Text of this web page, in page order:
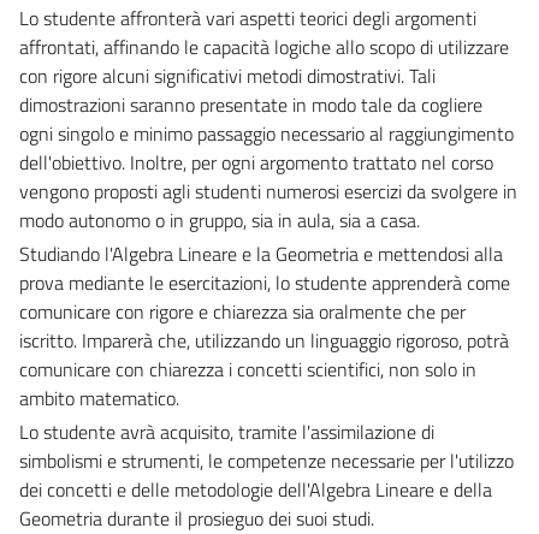
Lo studente affronterà vari aspetti teorici degli argomenti
affrontati, affinando le capacità logiche allo scopo di utilizzare
con rigore alcuni significativi metodi dimostrativi. Tali
dimostrazioni saranno presentate in modo tale da cogliere
ogni singolo e minimo passaggio necessario al raggiungimento
dell'obiettivo. Inoltre, per ogni argomento trattato nel corso
vengono proposti agli studenti numerosi esercizi da svolgere in
modo autonomo o in gruppo, sia in aula, sia a casa.
Studiando l'Algebra Lineare e la Geometria e mettendosi alla
prova mediante le esercitazioni, lo studente apprenderà come
comunicare con rigore e chiarezza sia oralmente che per
iscritto. Imparerà che, utilizzando un linguaggio rigoroso, potrà
comunicare con chiarezza i concetti scientifici, non solo in
ambito matematico.
Lo studente avrà acquisito, tramite l'assimilazione di
simbolismi e strumenti, le competenze necessarie per l'utilizzo
dei concetti e delle metodologie dell'Algebra Lineare e della
Geometria durante il prosieguo dei suoi studi.